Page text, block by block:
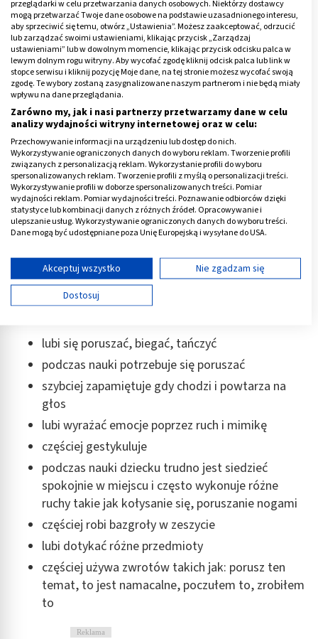
Reklama
Rozwój dziecka – zmysł kinestetyczny
(ruch)
lubi się poruszać, biegać, tańczyć
podczas nauki potrzebuje się poruszać
szybciej zapamiętuje gdy chodzi i powtarza na
głos
lubi wyrażać emocje poprzez ruch i mimikę
częściej gestykuluje
podczas nauki dziecku trudno jest siedzieć
spokojnie w miejscu i często wykonuje różne
ruchy takie jak kołysanie się, poruszanie nogami
częściej robi bazgroły w zeszycie
lubi dotykać różne przedmioty
częściej używa zwrotów takich jak: porusz ten
temat, to jest namacalne, poczułem to, zrobiłem
to
Reklama
przeglądarki w celu przetwarzania danych osobowych. Niektórzy dostawcy
mogą przetwarzać Twoje dane osobowe na podstawie uzasadnionego interesu,
aby sprzeciwić się temu, otwórz „Ustawienia”. Możesz zaakceptować, odrzucić
lub zarządzać swoimi ustawieniami, klikając przycisk „Zarządzaj
ustawieniami” lub w dowolnym momencie, klikając przycisk odcisku palca w
lewym dolnym rogu witryny. Aby wycofać zgodę kliknij odcisk palca lub link w
stopce serwisu i kliknij pozycję Moje dane, na tej stronie możesz wycofać swoją
zgodę. Te wybory zostaną zasygnalizowane naszym partnerom i nie będą miały
wpływu na dane przeglądania.
Zarówno my, jak i nasi partnerzy przetwarzamy dane w celu
analizy wydajności witryny internetowej oraz w celu:
Przechowywanie informacji na urządzeniu lub dostęp do nich.
Wykorzystywanie ograniczonych danych do wyboru reklam. Tworzenie profili
związanych z personalizacją reklam. Wykorzystanie profili do wyboru
spersonalizowanych reklam. Tworzenie profili z myślą o personalizacji treści.
Wykorzystywanie profili w doborze spersonalizowanych treści. Pomiar
wydajności reklam. Pomiar wydajności treści. Poznawanie odbiorców dzięki
statystyce lub kombinacji danych z różnych źródeł. Opracowywanie i
ulepszanie usług. Wykorzystywanie ograniczonych danych do wyboru treści.
Dane mogą być udostępniane poza Unię Europejską i wysyłane do USA.
Wyświetl listę partnerów (11 dostawców IAB)
Używamy Twoich danych w następujących celach:
Cele przetwarzania IAB:
dostęp do nich
Wykorzystywanie ograniczonych danych do
wyboru reklam
Tworzenie profili w celu spersonalizowanych
reklam
Wykorzystanie profili do wyboru
spersonalizowanych reklam
Tworzenie profili w celu personalizacji treści
Wykorzystywanie profili w celu doboru
spersonalizowanych treści
Pomiar efektywności reklam
Pomiar efektywności treści
kombinacji danych z różnych źródeł
Akceptuj wszystko
Nie zgadzam się
Dostosuj